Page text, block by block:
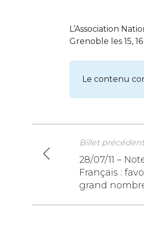
L’Association
Grenoble les 15,
Le contenu
Navigation
l’article
Billet précédent
28/07/11 –
Français :
grand